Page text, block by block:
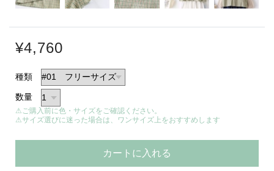
¥4,760
種類
数量
⚠ご購入前に色・サイズをご確認ください。
⚠サイズ選びに迷った場合は、ワンサイズ上をおすすめします
カートに入れる